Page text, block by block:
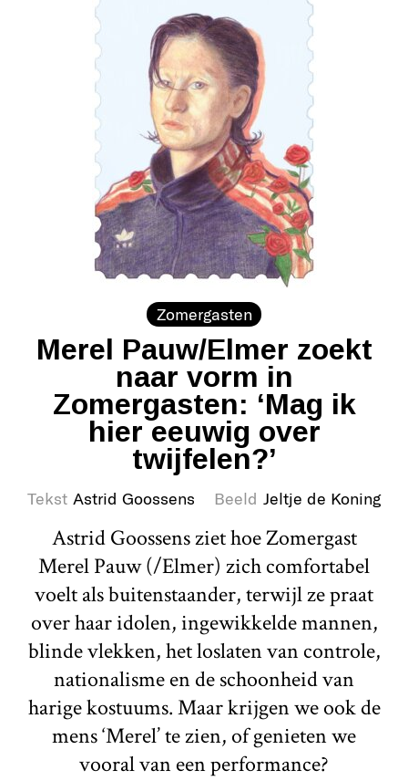
Zomergasten
Merel Pauw/Elmer zoekt
naar vorm in
Zomergasten: ‘Mag ik
hier eeuwig over
twijfelen?’
Tekst Astrid Goossens Beeld Jeltje de Koning
Astrid Goossens ziet hoe Zomergast
Merel Pauw (/Elmer) zich comfortabel
voelt als buitenstaander, terwijl ze praat
over haar idolen, ingewikkelde mannen,
blinde vlekken, het loslaten van controle,
nationalisme en de schoonheid van
harige kostuums. Maar krijgen we ook de
mens ‘Merel’ te zien, of genieten we
vooral van een performance?